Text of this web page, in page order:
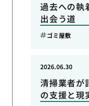
過去への執
出会う道
ゴミ屋敷
清掃業者が
の支援と現
2026.06.30